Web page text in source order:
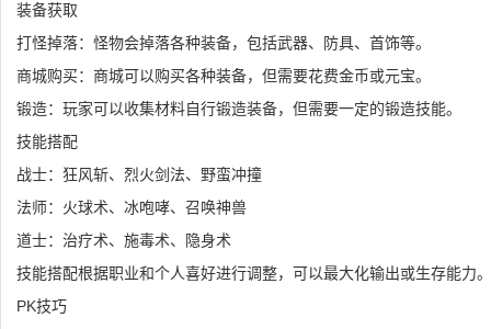
装备获取
打怪掉落：怪物会掉落各种装备，包括武器、防具、首饰等。
商城购买：商城可以购买各种装备，但需要花费金币或元宝。
锻造：玩家可以收集材料自行锻造装备，但需要一定的锻造技能。
技能搭配
战士：狂风斩、烈火剑法、野蛮冲撞
法师：火球术、冰咆哮、召唤神兽
道士：治疗术、施毒术、隐身术
技能搭配根据职业和个人喜好进行调整，可以最大化输出或生存能力。
PK技巧